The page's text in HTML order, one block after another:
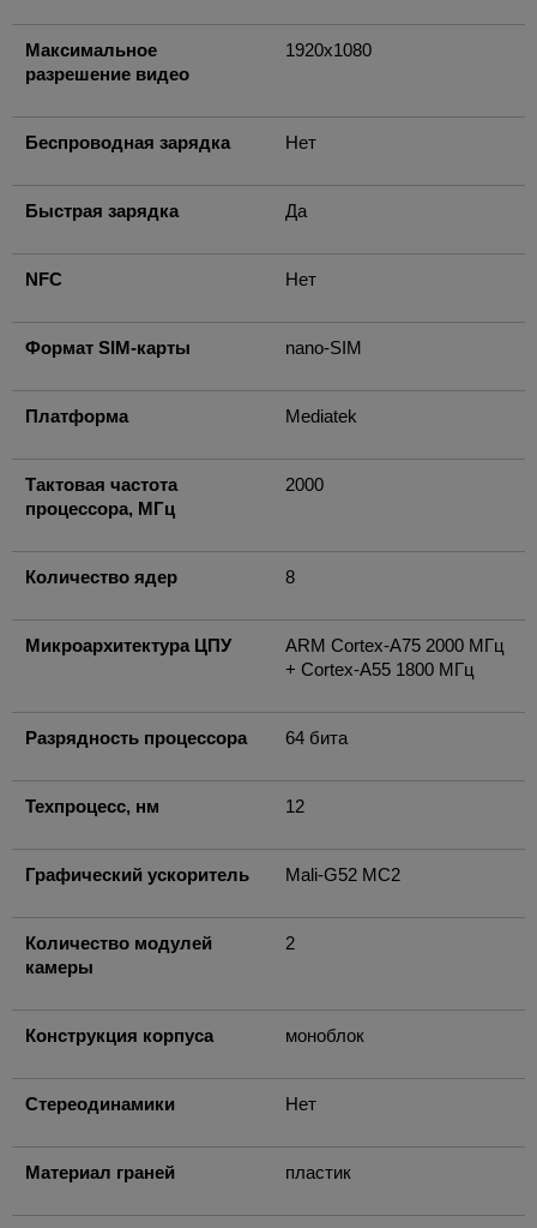
Максимальное
разрешение видео
1920x1080
Беспроводная зарядка Нет
Быстрая зарядка Да
NFC Нет
Формат SIM-карты nano-SIM
Платформа Mediatek
Тактовая частота
процессора, МГц
2000
Количество ядер 8
Микроархитектура ЦПУ
ARM Cortex-A75 2000 МГц
+ Cortex-A55 1800 МГц
Разрядность процессора 64 бита
Техпроцесс, нм 12
Графический ускоритель Mali-G52 MC2
Количество модулей
камеры
2
Конструкция корпуса моноблок
Стереодинамики Нет
Материал граней пластик